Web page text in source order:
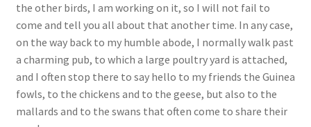
the other birds, I am working on it, so I will not fail to
come and tell you all about that another time. In any case,
on the way back to my humble abode, I normally walk past
a charming pub, to which a large poultry yard is attached,
and I often stop there to say hello to my friends the Guinea
fowls, to the chickens and to the geese, but also to the
mallards and to the swans that often come to share their